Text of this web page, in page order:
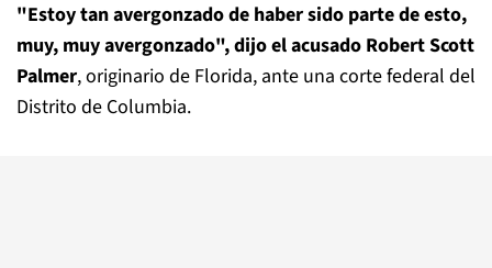
"Estoy tan avergonzado de haber sido parte de esto,
muy, muy avergonzado", dijo el acusado Robert Scott
Palmer, originario de Florida, ante una corte federal del
Distrito de Columbia.